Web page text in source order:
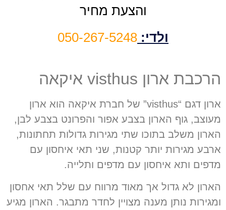
והצעת מחיר
ולדי: 050-267-5248
הרכבת ארון visthus איקאה
ארון דגם “visthus”
של חברת איקאה הוא ארון
מעוצב, גוף הארון בצבע אפור והפרונט בצבע לבן,
הארון משלב בתוכו שתי מגירות גדולות תחתונות,
ארבע מגירות יותר קטנות, שני תאי איחסון עם
מדפים ותא איחסון עם מדפים ותלייה.
הארון לא גדול אך מאוד מרווח עם שלל תאי אחסון
ומגירות נותן מענה מצויין לחדר מתבגר. הארון מגיע